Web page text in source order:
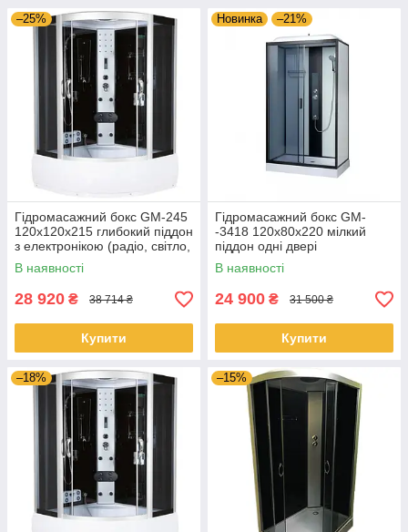
–25%
Гідромасажний бокс GM-245
120x120x215 глибокий піддон
з електронікою (радіо, світло,
витяжка) і гідромасажем
В наявності
28 920 ₴ 38 714 ₴
Купити
Новинка –21%
Гідромасажний бокс GM-
-3418 120x80x220 мілкий
піддон одні двері
В наявності
24 900 ₴ 31 500 ₴
Купити
–18% –15%